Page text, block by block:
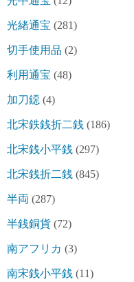
光緒通宝 (281)
切手使用品 (2)
利用通宝 (48)
加刀鐚 (4)
北宋鉄銭折二銭 (186)
北宋銭小平銭 (297)
北宋銭折二銭 (845)
半両 (287)
半銭銅貨 (72)
南アフリカ (3)
南宋銭小平銭 (11)